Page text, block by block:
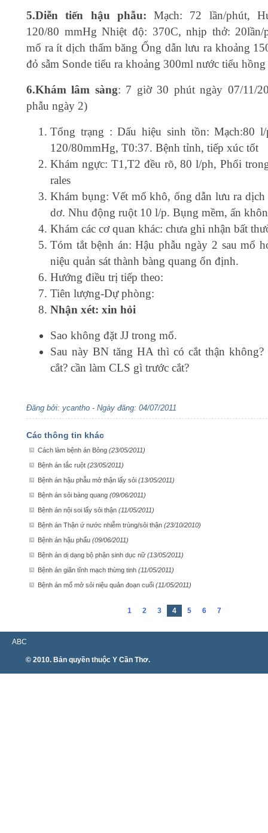
5.Diễn tiến hậu phẫu: Mạch: 72 lần/phút,
120/80 mmHg Nhiệt độ: 370C, nhịp thở: 20lần/
mổ ra ít dịch thấm băng Ống dẫn lưu ra khoảng
đỏ sẫm Sonde tiểu ra khoảng 300ml nước tiểu
6.Khám lâm sàng: 7 giờ 30 phút ngày 07/11/
phẫu ngày 2)
Tổng trạng : Dấu hiệu sinh tồn: Mạch:80
120/80mmHg, T0:37. Bệnh tỉnh, tiếp xúc tốt
Khám ngực: T1,T2 đều rõ, 80 l/ph, Phổi
rales
Khám bụng: Vết mổ khô, ống dẫn lưu ra dịch
dơ. Nhu động ruột 10 l/p. Bụng mềm, ấn
Khám các cơ quan khác: chưa ghi nhận bất
Tóm tắt bệnh án: Hậu phẫu ngày 2 sau mổ
niệu quản sát thành bàng quang ổn định.
Hướng điều trị tiếp theo:
Tiên lượng-Dự phòng:
Nhận xét: xin hỏi
Sao không đặt JJ trong mổ.
Sau này BN tăng HA thì có cắt thận
cắt? cần làm CLS gì trước cắt?
Đăng bởi: ycantho - Ngày đăng: 04/07/2011
Các thông tin khác
Cách làm bệnh án Bỏng (23/05/2011)
Bệnh án tắc ruột (23/05/2011)
Bệnh án hậu phẫu mở thận lấy sỏi (13/05/2011)
Bệnh án sỏi bàng quang (09/06/2011)
Bệnh án nội soi lấy sỏi thận (11/05/2011)
Bệnh án Thận ứ nước nhiễm trùng/sỏi thận (23/10/2010)
Bệnh án hậu phẩu (09/06/2011)
Bệnh án dị dạng bộ phận sinh dục nữ (13/05/2011)
Bệnh án giãn tĩnh mạch thừng tinh (11/05/2011)
Bệnh án mổ mở sỏi niệu quản đoạn cuối (11/05/2011)
1 2 3 4 5 6 7
ABC
© 2010. Bản quyền thuộc Y Cần Thơ.